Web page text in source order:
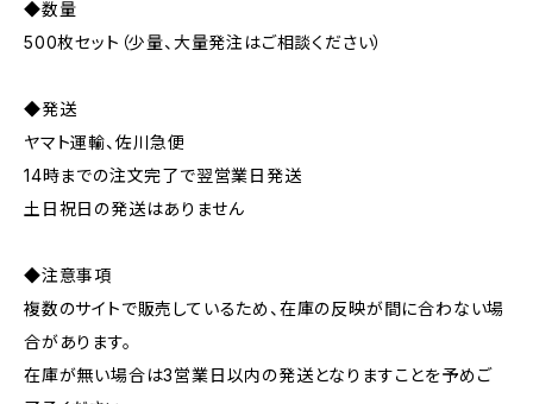
◆数量
500枚セット（少量、大量発注はご相談ください）
◆発送
ヤマト運輸、佐川急便
14時までの注文完了で翌営業日発送
土日祝日の発送はありません
◆注意事項
複数のサイトで販売しているため、在庫の反映が間に合わない場
合があります。
在庫が無い場合は3営業日以内の発送となりますことを予めご